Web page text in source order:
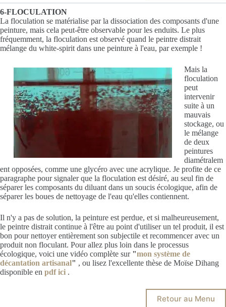
6-FLOCULATION
La floculation se matérialise par la dissociation des composants d'une
peinture, mais cela peut-être observable pour les enduits. Le plus
fréquemment, la floculation est observé quand le peintre distrait
mélange du white-spirit dans une peinture à l'eau, par exemple !
Mais la
floculation
peut
intervenir
suite à un
mauvais
stockage, ou
le mélange
de deux
peintures
diamétralem
ent opposées, comme une glycéro avec une acrylique. Je profite de ce
paragraphe pour signaler que la floculation est désiré, au seul fin de
séparer les composants du diluant dans un soucis écologique, afin de
séparer les boues de nettoyage de l'eau qu'elles contiennent.
Il n'y a pas de solution, la peinture est perdue, et si malheureusement,
le peintre distrait continue à l'être au point d'utiliser un tel produit, il est
bon pour nettoyer entièrement son subjectile et recommencer avec un
produit non floculant. Pour allez plus loin dans le processus
écologique, voici une vidéo complète sur "mon système de
décantation artisanal" , ou lisez l'excellente thèse de Moïse Dihang
disponible en pdf ici .
Retour au Menu